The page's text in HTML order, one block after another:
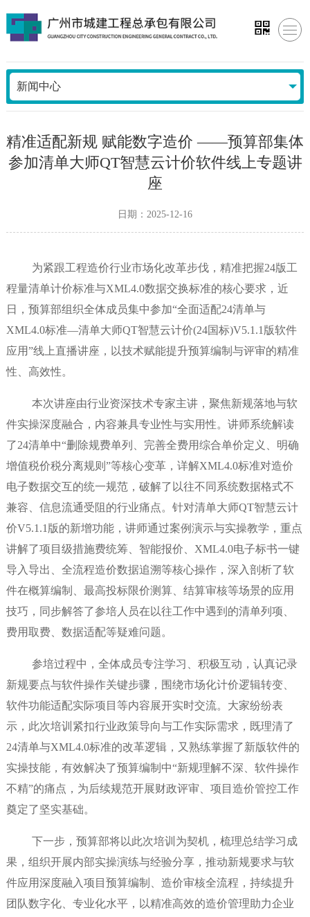
新闻中心
精准适配新规 赋能数字造价 ——预算部集体
参加清单大师QT智慧云计价软件线上专题讲
座
日期：2025-12-16
为紧跟工程造价行业市场化改革步伐，精准把握24版工
程量清单计价标准与XML4.0数据交换标准的核心要求，近
日，预算部组织全体成员集中参加“全面适配24清单与
XML4.0标准—清单大师QT智慧云计价(24国标)V5.1.1版软件
应用”线上直播讲座，以技术赋能提升预算编制与评审的精准
性、高效性。
本次讲座由行业资深技术专家主讲，聚焦新规落地与软
件实操深度融合，内容兼具专业性与实用性。讲师系统解读
了24清单中“删除规费单列、完善全费用综合单价定义、明确
增值税价税分离规则”等核心变革，详解XML4.0标准对造价
电子数据交互的统一规范，破解了以往不同系统数据格式不
兼容、信息流通受阻的行业痛点。针对清单大师QT智慧云计
价V5.1.1版的新增功能，讲师通过案例演示与实操教学，重点
讲解了项目级措施费统筹、智能报价、XML4.0电子标书一键
导入导出、全流程造价数据追溯等核心操作，深入剖析了软
件在概算编制、最高投标限价测算、结算审核等场景的应用
技巧，同步解答了参培人员在以往工作中遇到的清单列项、
费用取费、数据适配等疑难问题。
参培过程中，全体成员专注学习、积极互动，认真记录
新规要点与软件操作关键步骤，围绕市场化计价逻辑转变、
软件功能适配实际项目等内容展开实时交流。大家纷纷表
示，此次培训紧扣行业政策导向与工作实际需求，既理清了
24清单与XML4.0标准的改革逻辑，又熟练掌握了新版软件的
实操技能，有效解决了预算编制中“新规理解不深、软件操作
不精”的痛点，为后续规范开展财政评审、项目造价管控工作
奠定了坚实基础。
下一步，预算部将以此次培训为契机，梳理总结学习成
果，组织开展内部实操演练与经验分享，推动新规要求与软
件应用深度融入项目预算编制、造价审核全流程，持续提升
团队数字化、专业化水平，以精准高效的造价管理助力企业